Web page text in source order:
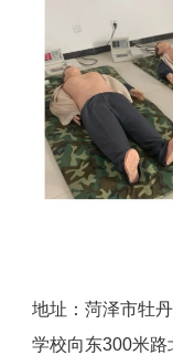
地址：菏泽市牡
学校向东300米